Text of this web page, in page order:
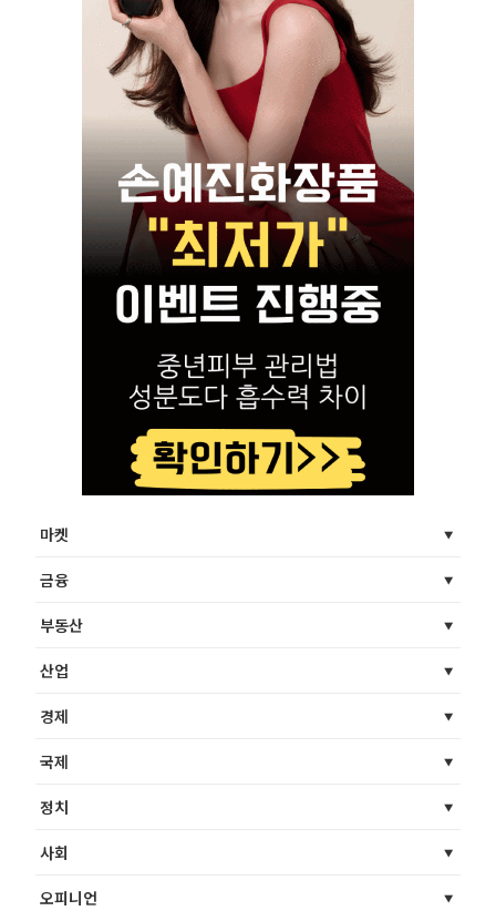
마켓
금융
부동산
산업
경제
국제
정치
사회
오피니언